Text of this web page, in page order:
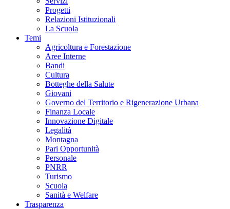
Progetti
Relazioni Istituzionali
La Scuola
Temi
Agricoltura e Forestazione
Aree Interne
Bandi
Cultura
Botteghe della Salute
Giovani
Governo del Territorio e Rigenerazione Urbana
Finanza Locale
Innovazione Digitale
Legalità
Montagna
Pari Opportunità
Personale
PNRR
Turismo
Scuola
Sanità e Welfare
Trasparenza